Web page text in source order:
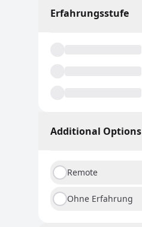
Erfahrungsstufe
Additional Options
Remote
Ohne Erfahrung